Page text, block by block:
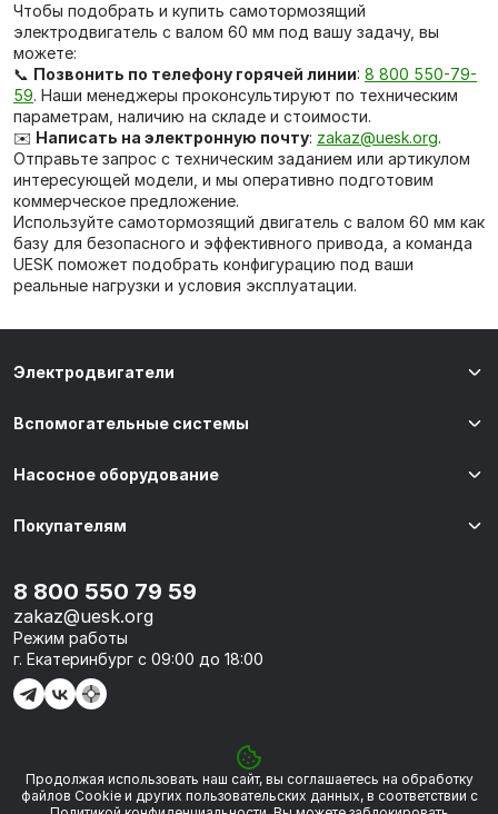
Чтобы подобрать и купить самотормозящий
электродвигатель с валом 60 мм под вашу задачу, вы
можете:
📞 Позвонить по телефону горячей линии: 8 800 550-79-
59. Наши менеджеры проконсультируют по техническим
параметрам, наличию на складе и стоимости.
✉️ Написать на электронную почту: zakaz@uesk.org.
Отправьте запрос с техническим заданием или артикулом
интересующей модели, и мы оперативно подготовим
коммерческое предложение.
Используйте самотормозящий двигатель с валом 60 мм как
базу для безопасного и эффективного привода, а команда
UESK поможет подобрать конфигурацию под ваши
реальные нагрузки и условия эксплуатации.
© 2026 «УЭСК-ТЕХНОЛОГИИ»
Электродвигатели
Вспомогательные системы
Насосное оборудование
Покупателям
8 800 550 79 59
zakaz@uesk.org
Режим работы
г. Екатеринбург с 09:00 до 18:00
Продолжая использовать наш сайт, вы соглашаетесь на обработку
файлов Сookie и других пользовательских данных, в соответствии с